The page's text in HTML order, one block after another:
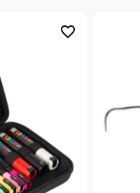
favorite_border